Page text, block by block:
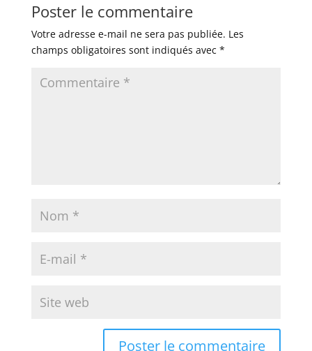
Poster le commentaire
Votre adresse e-mail ne sera pas publiée. Les
champs obligatoires sont indiqués avec *